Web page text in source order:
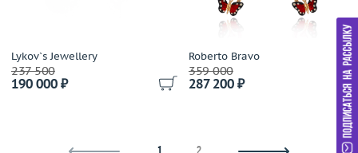
Lykov`s Jewellery
237 500
190 000 ₽
Roberto Bravo
359 000
287 200 ₽